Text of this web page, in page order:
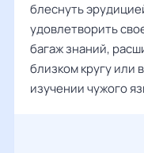
блеснуть
удовлетворить
багаж знаний,
близком кругу или
изучении чужого